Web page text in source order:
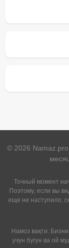
© 2026
Точный момент
Поэтому, если вы
еще не наступило,
Намоз вақти:
учун бугун ва ой